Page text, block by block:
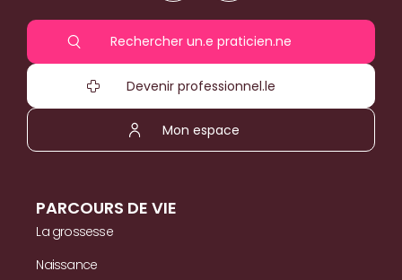
Rechercher un.e praticien.ne
Devenir professionnel.le
Mon espace
PARCOURS DE VIE
La grossesse
Naissance